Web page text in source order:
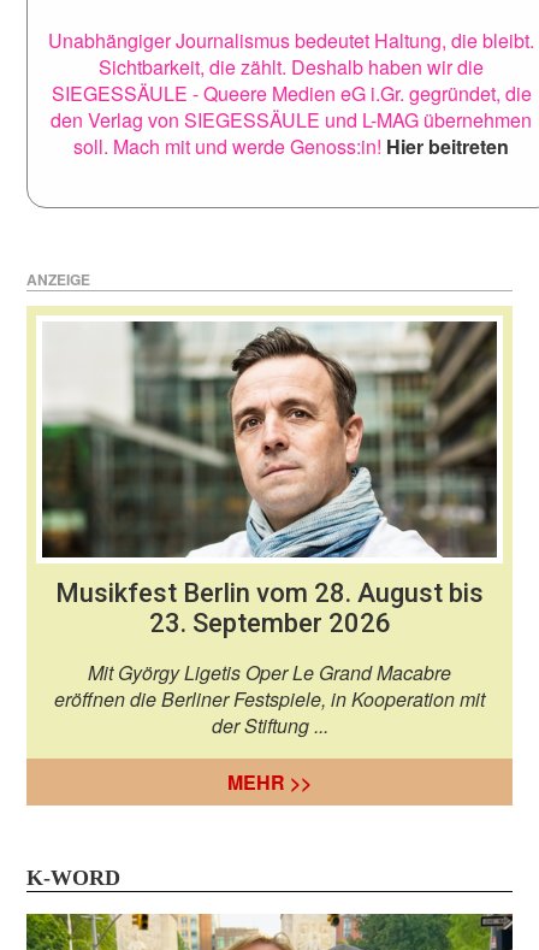
Unabhängiger Journalismus bedeutet Haltung, die bleibt.
Sichtbarkeit, die zählt. Deshalb haben wir die
SIEGESSÄULE - Queere Medien eG i.Gr. gegründet, die
den Verlag von SIEGESSÄULE und L-MAG übernehmen
soll. Mach mit und werde Genoss:in! Hier beitreten
ANZEIGE
Musikfest Berlin vom 28. August bis
23. September 2026
Mit György Ligetis Oper Le Grand Macabre
eröffnen die Berliner Festspiele, in Kooperation mit
der Stiftung ...
MEHR >>
K-WORD